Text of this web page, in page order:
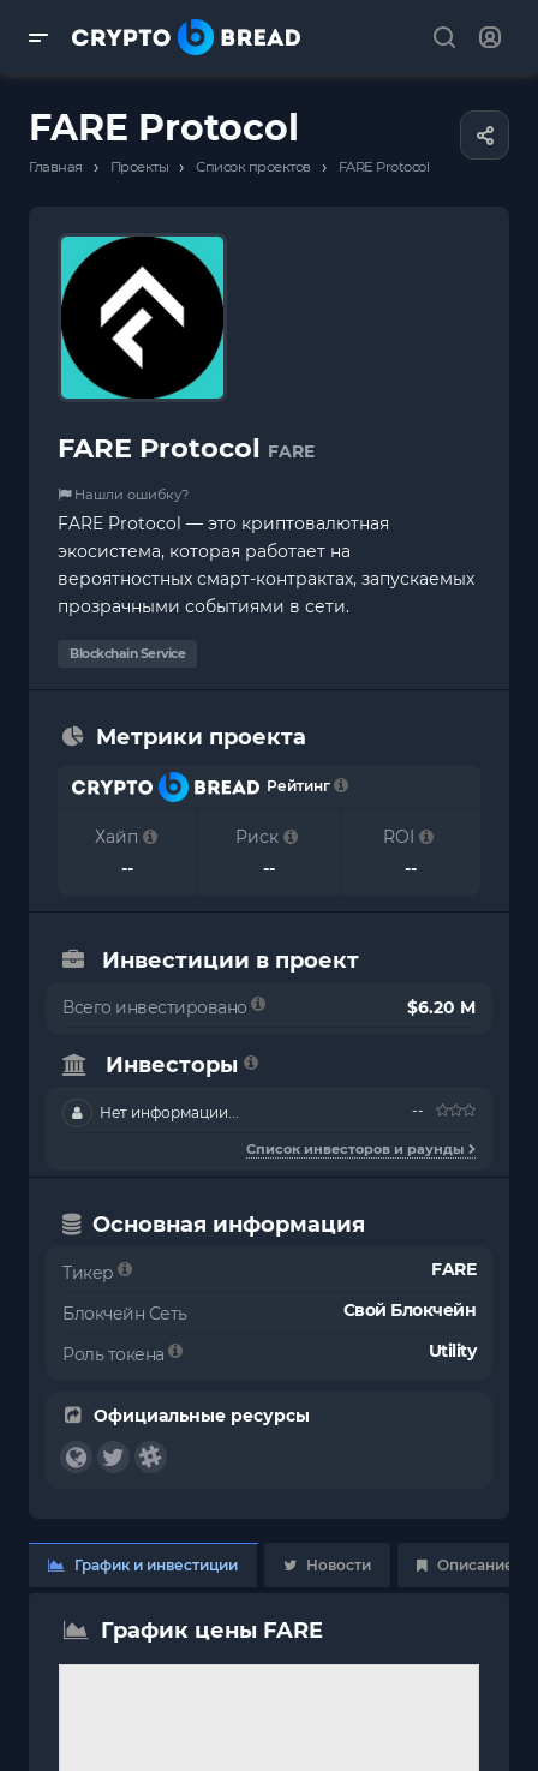
FARE Protocol
Главная › Проекты › Список проектов › FARE Protocol
FARE Protocol FARE
Нашли ошибку?
FARE Protocol — это криптовалютная
экосистема, которая работает на
вероятностных смарт-контрактах, запускаемых
прозрачными событиями в сети.
Blockchain Service
Метрики проекта
Рейтинг
Хайп
--
Риск
--
ROI
--
Инвестиции в проект
Всего инвестировано $6.20 M
Инвесторы
Нет информации... --
Список инвесторов и раунды
Основная информация
Тикер FARE
Блокчейн Сеть Свой Блокчейн
Роль токена Utility
Официальные ресурсы
График и инвестиции Новости Описание
График цены FARE